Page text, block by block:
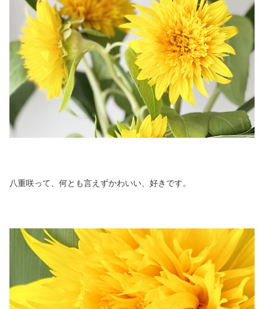
八重咲って、何とも言えずかわいい、好きです。